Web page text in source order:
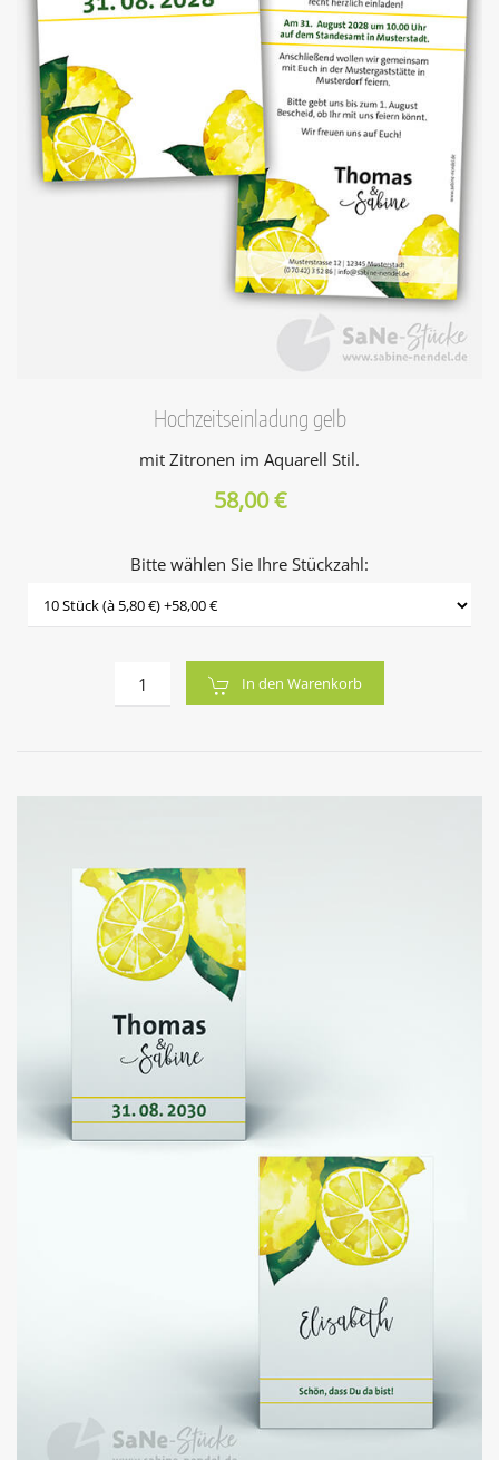
Hochzeitseinladung gelb
mit Zitronen im Aquarell Stil.
58,00 €
Bitte wählen Sie Ihre Stückzahl:
In den Warenkorb